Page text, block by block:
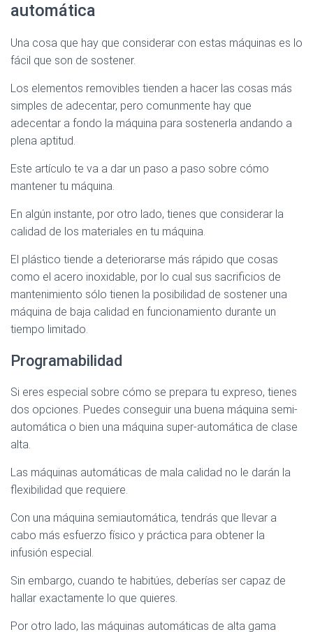
automática
Una cosa que hay que considerar con estas máquinas es lo
fácil que son de sostener.
Los elementos removibles tienden a hacer las cosas más
simples de adecentar, pero comunmente hay que
adecentar a fondo la máquina para sostenerla andando a
plena aptitud.
Este artículo te va a dar un paso a paso sobre cómo
mantener tu máquina.
En algún instante, por otro lado, tienes que considerar la
calidad de los materiales en tu máquina.
El plástico tiende a deteriorarse más rápido que cosas
como el acero inoxidable, por lo cual sus sacrificios de
mantenimiento sólo tienen la posibilidad de sostener una
máquina de baja calidad en funcionamiento durante un
tiempo limitado.
Programabilidad
Si eres especial sobre cómo se prepara tu expreso, tienes
dos opciones. Puedes conseguir una buena máquina semi-
automática o bien una máquina super-automática de clase
alta.
Las máquinas automáticas de mala calidad no le darán la
flexibilidad que requiere.
Con una máquina semiautomática, tendrás que llevar a
cabo más esfuerzo físico y práctica para obtener la
infusión especial.
Sin embargo, cuando te habitúes, deberías ser capaz de
hallar exactamente lo que quieres.
Por otro lado, las máquinas automáticas de alta gama